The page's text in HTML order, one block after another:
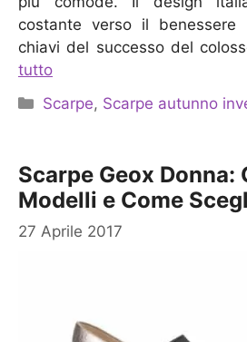
costante verso il
chiavi del successo del
tutto
Categorie
Scarpe, Scarpe autunno
Scarpe Geox Donna:
Modelli e Come
27 Aprile 2017